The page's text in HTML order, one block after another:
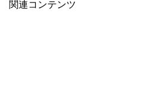
関連コンテンツ